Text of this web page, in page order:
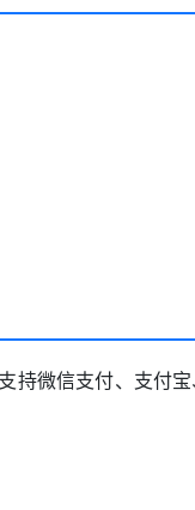
持微信支付、支付